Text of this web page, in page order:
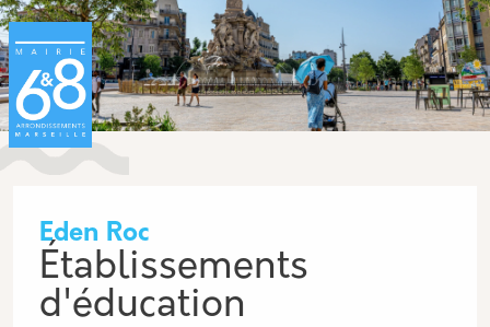
Aller au contenu principal
Eden Roc
Établissements
d'éducation
Panneau de gestion des cookies